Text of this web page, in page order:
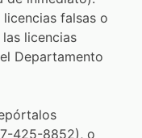
falsas o
licencias
Departamento
425-8852), o